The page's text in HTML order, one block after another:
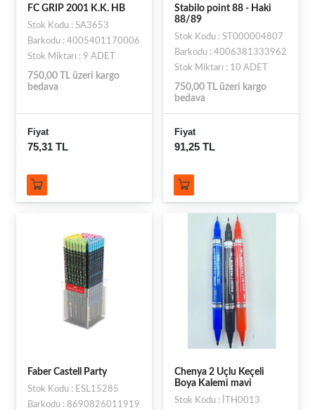
FC GRIP 2001 K.K. HB
Stok Kodu : SA3653
Barkodu : 4005401170006
Stok Miktarı : 9 ADET
750,00 TL üzeri kargo
bedava
Fiyat
75,31 TL
Stabilo point 88 - Haki
88/89
Stok Kodu : ST000004807
Barkodu : 4006381333962
Stok Miktarı : 10 ADET
750,00 TL üzeri kargo
bedava
Fiyat
91,25 TL
Faber Castell Party
Stok Kodu : ESL15285
Barkodu : 8690826011919
Chenya 2 Uçlu Keçeli
Boya Kalemi mavi
Stok Kodu : İTH0013